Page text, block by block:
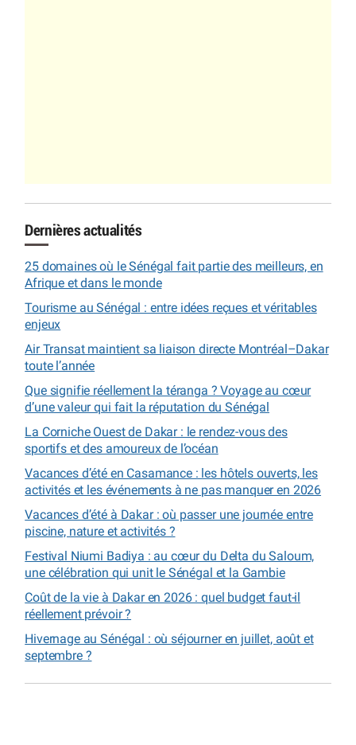
Dernières actualités
25 domaines où le Sénégal fait partie des meilleurs, en
Afrique et dans le monde
Tourisme au Sénégal : entre idées reçues et véritables
enjeux
Air Transat maintient sa liaison directe Montréal–Dakar
toute l’année
Que signifie réellement la téranga ? Voyage au cœur
d’une valeur qui fait la réputation du Sénégal
La Corniche Ouest de Dakar : le rendez-vous des
sportifs et des amoureux de l’océan
Vacances d’été en Casamance : les hôtels ouverts, les
activités et les événements à ne pas manquer en 2026
Vacances d’été à Dakar : où passer une journée entre
piscine, nature et activités ?
Festival Niumi Badiya : au cœur du Delta du Saloum,
une célébration qui unit le Sénégal et la Gambie
Coût de la vie à Dakar en 2026 : quel budget faut-il
réellement prévoir ?
Hivernage au Sénégal : où séjourner en juillet, août et
septembre ?